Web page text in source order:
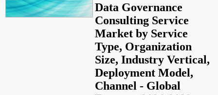
Data Governance
Consulting Service
Market by Service
Type, Organization
Size, Industry Vertical,
Deployment Model,
Channel - Global